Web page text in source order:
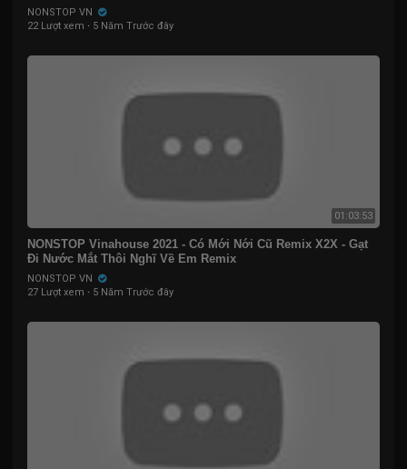
NONSTOP VN
22 Lượt xem · 5 Năm Trước đây
01:03:53
NONSTOP Vinahouse 2021 - Có Mới Nới Cũ Remix X2X - Gạt
Đi Nước Mắt Thôi Nghĩ Về Em Remix
NONSTOP VN
27 Lượt xem · 5 Năm Trước đây